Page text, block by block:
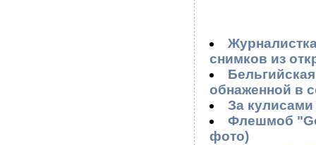
снимков из
обнаженной в
За
Флешмоб
фото)